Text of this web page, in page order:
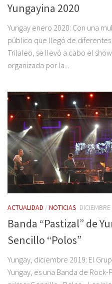
Yungayina 2020
Yungay enero 2020: Con una
público que llegó de
Trilaleo, se llevó a cabo el
organizada por la...
ACTUALIDAD /NOTICIAS
Banda “Pastizal” de
Sencillo “Polos”
Yungay, diciembre 2019: El
Yungay, es una Banda de